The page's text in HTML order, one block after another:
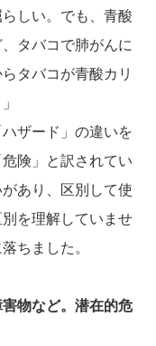
brand products
new supplier
售业
有品牌产品
发的
募集制造公司
しい。でも、青酸
タバコで肺がんに
タバコが青酸カリ
ザード」の違いを
険」と訳されてい
あり、区別して使
を理解していませ
ちました。
物など。潜在的危